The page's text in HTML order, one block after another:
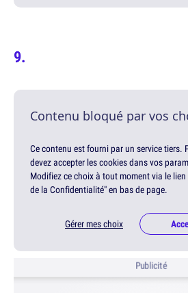
Contenu bloqué par vos
Ce contenu est fourni par un service tiers.
devez accepter les cookies dans vos
Modifiez ce choix à tout moment via le
de la Confidentialité" en bas de page.
Gérer mes choix
Publicité